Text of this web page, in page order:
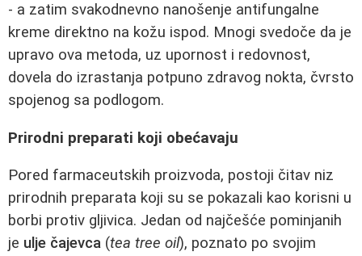
- a zatim svakodnevno nanošenje antifungalne
kreme direktno na kožu ispod. Mnogi svedoče da je
upravo ova metoda, uz upornost i redovnost,
dovela do izrastanja potpuno zdravog nokta, čvrsto
spojenog sa podlogom.
Prirodni preparati koji obećavaju
Pored farmaceutskih proizvoda, postoji čitav niz
prirodnih preparata koji su se pokazali kao korisni u
borbi protiv gljivica. Jedan od najčešće pominjanih
je ulje čajevca (tea tree oil), poznato po svojim